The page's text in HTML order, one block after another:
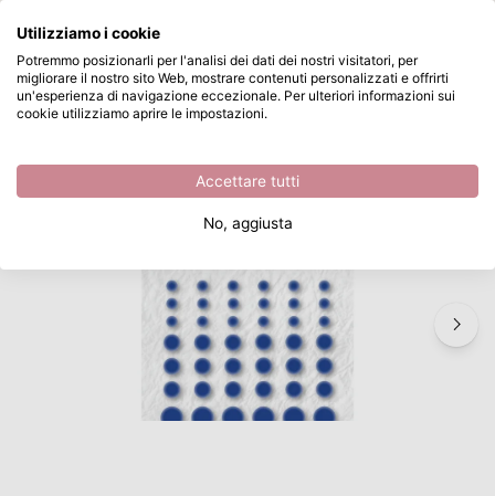
Passa al contenuto principale
Disponibile da magazzino Nellie's Choice • Enamel Dots 293C Blue
/ Materiali artigianali / Nellie's Choice • Enamel Dots 293C Blue
Cosa stai cercando?
Utilizziamo i cookie
Potremmo posizionarli per l'analisi dei dati dei nostri visitatori, per
migliorare il nostro sito Web, mostrare contenuti personalizzati e offrirti
un'esperienza di navigazione eccezionale. Per ulteriori informazioni sui
cookie utilizziamo aprire le impostazioni.
Accettare tutti
No, aggiusta